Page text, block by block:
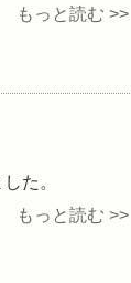
もっと読む >>
た。
もっと読む >>